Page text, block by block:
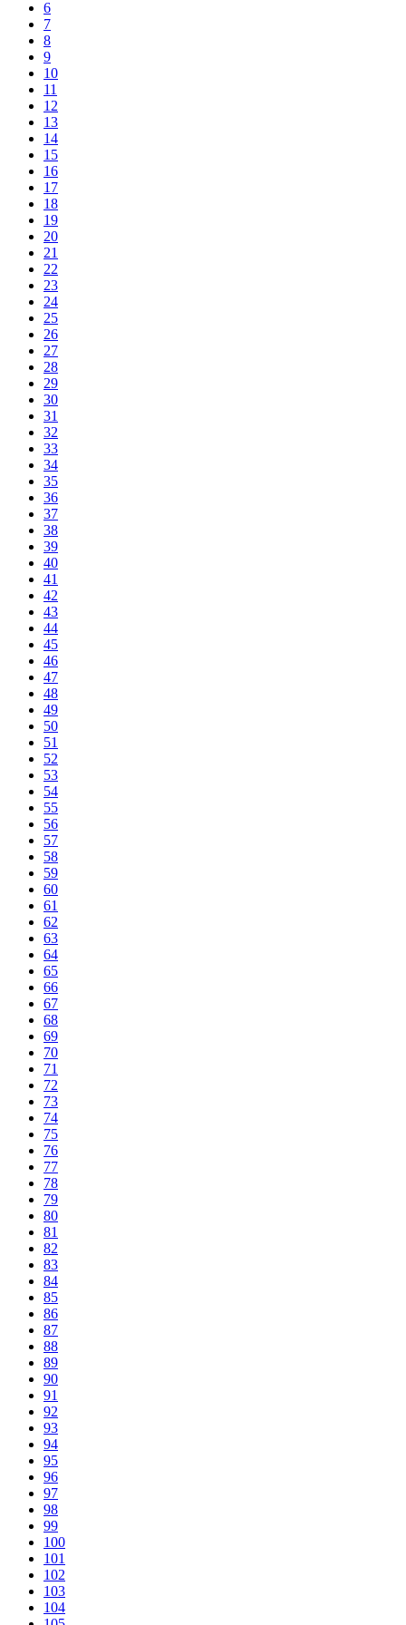
6
7
8
9
10
11
12
13
14
15
16
17
18
19
20
21
22
23
24
25
26
27
28
29
30
31
32
33
34
35
36
37
38
39
40
41
42
43
44
45
46
47
48
49
50
51
52
53
54
55
56
57
58
59
60
61
62
63
64
65
66
67
68
69
70
71
72
73
74
75
76
77
78
79
80
81
82
83
84
85
86
87
88
89
90
91
92
93
94
95
96
97
98
99
100
101
102
103
104